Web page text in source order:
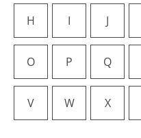
H I J
O P Q
V W X